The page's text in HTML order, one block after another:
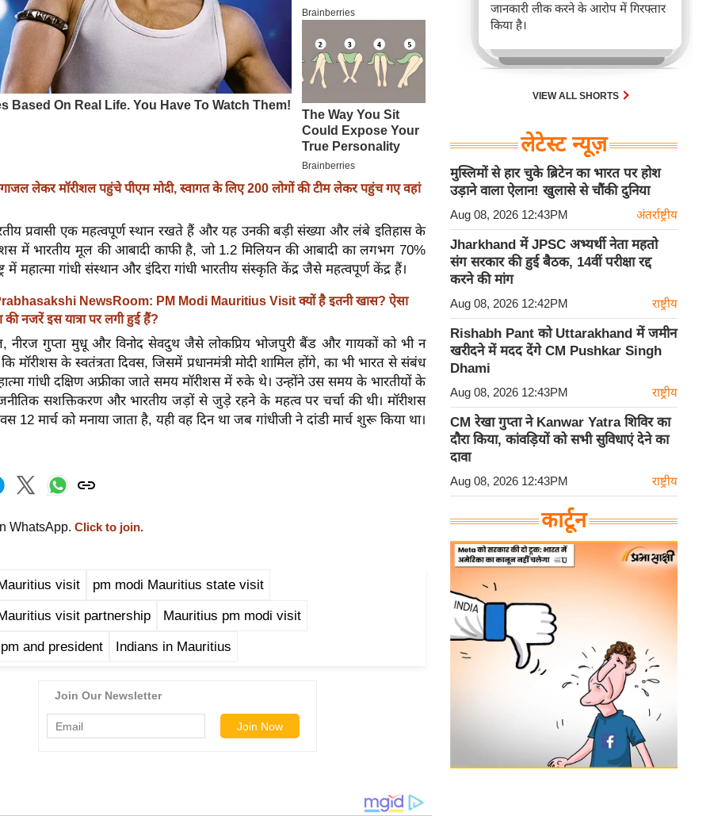
लेकर मॉरीशल पहुंचे पीएम मोदी, स्वागत के लिए 200 लोगों की टीम लेकर पहुंच गए वहां
प्रवासी एक महत्वपूर्ण स्थान रखते हैं और यह उनकी बड़ी संख्या और लंबे इतिहास के
में भारतीय मूल की आबादी काफी है, जो 1.2 मिलियन की आबादी का लगभग 70%
में महात्मा गांधी संस्थान और इंदिरा गांधी भारतीय संस्कृति केंद्र जैसे महत्वपूर्ण केंद्र हैं।
NewsRoom: PM Modi Mauritius Visit क्यों है इतनी खास? ऐसा
की नजरें इस यात्रा पर लगी हुई हैं?
नीरज गुप्ता मुधू और विनोद सेवदुथ जैसे लोकप्रिय भोजपुरी बैंड और गायकों को भी न
मॉरीशस के स्वतंत्रता दिवस, जिसमें प्रधानमंत्री मोदी शामिल होंगे, का भी भारत से संबंध
गांधी दक्षिण अफ्रीका जाते समय मॉरीशस में रुके थे। उन्होंने उस समय के भारतीयों के
सशक्तिकरण और भारतीय जड़ों से जुड़े रहने के महत्व पर चर्चा की थी। मॉरीशस
12 मार्च को मनाया जाता है, यही वह दिन था जब गांधीजी ने दांडी मार्च शुरू किया था।
WhatsApp. Click to join.
visit pm modi Mauritius state visit
visit partnership Mauritius pm modi visit
and president Indians in Mauritius
जानकारी लीक करने के आरोप में गिरफ्तार
किया है।
VIEW ALL SHORTS
लेटेस्ट न्यूज़
मुस्लिमों से हार चुके ब्रिटेन का भारत पर होश
उड़ाने वाला ऐलान! खुलासे से चौंकी दुनिया
Aug 08, 2026 12:43PM अंतर्राष्ट्रीय
Jharkhand में JPSC अभ्यर्थी नेता महतो
संग सरकार की हुई बैठक, 14वीं परीक्षा रद्द
करने की मांग
Aug 08, 2026 12:42PM राष्ट्रीय
Rishabh Pant को Uttarakhand में जमीन
खरीदने में मदद देंगे CM Pushkar Singh
Dhami
Aug 08, 2026 12:43PM राष्ट्रीय
CM रेखा गुप्ता ने Kanwar Yatra शिविर का
दौरा किया, कांवड़ियों को सभी सुविधाएं देने का
दावा
Aug 08, 2026 12:43PM राष्ट्रीय
कार्टून